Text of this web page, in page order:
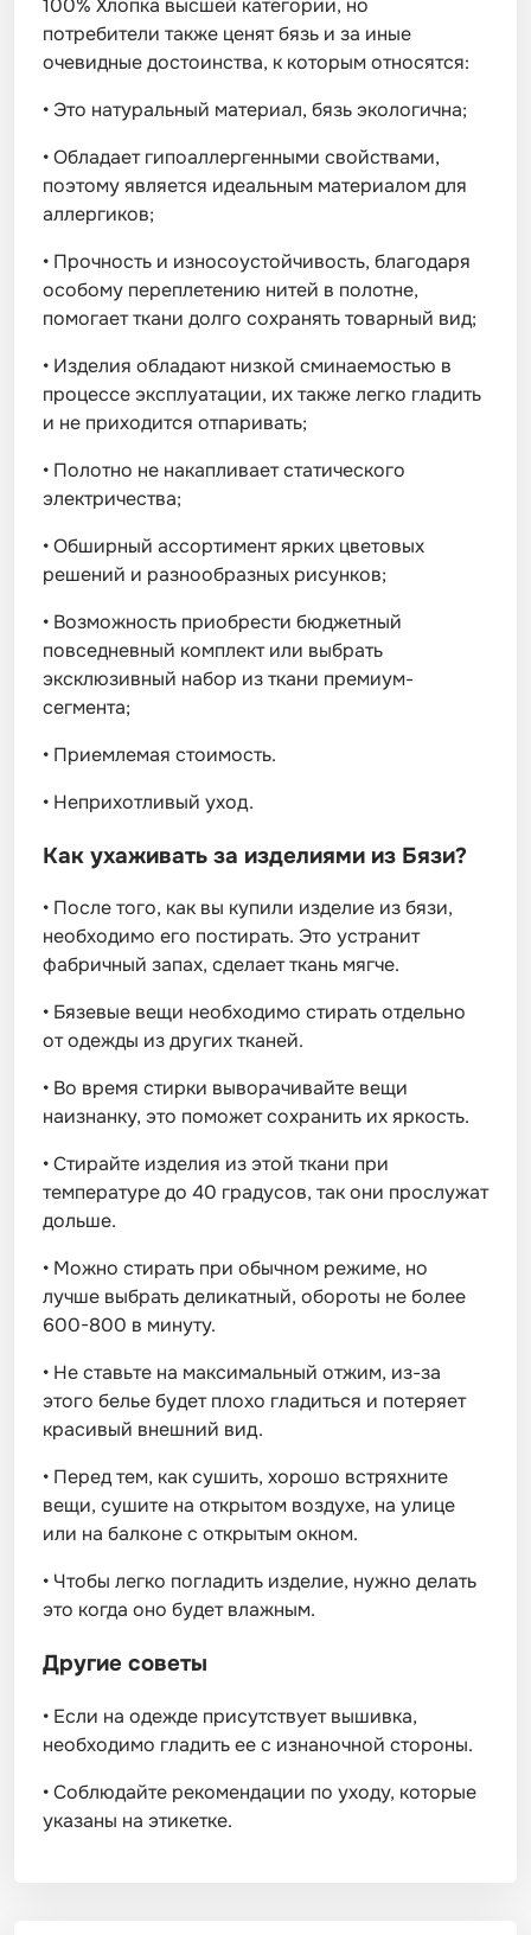
100% Хлопка высшей категории, но
потребители также ценят бязь и за иные
очевидные достоинства, к которым относятся:
• Это натуральный материал, бязь экологична;
•Обладает гипоаллергенными свойствами,
поэтому является идеальным материалом для
аллергиков;
• Прочность и износоустойчивость, благодаря
особому переплетению нитей в полотне,
помогает ткани долго сохранять товарный вид;
• Изделия обладают низкой сминаемостью в
процессе эксплуатации, их также легко гладить
и не приходится отпаривать;
• Полотно не накапливает статического
электричества;
•Обширный ассортимент ярких цветовых
решений и разнообразных рисунков;
• Возможность приобрести бюджетный
повседневный комплект или выбрать
эксклюзивный набор из ткани премиум-
сегмента;
• Приемлемая стоимость.
• Неприхотливый уход.
Как ухаживать за изделиями из Бязи?
• После того, как вы купили изделие из бязи,
необходимо его постирать. Это устранит
фабричный запах, сделает ткань мягче.
• Бязевые вещи необходимо стирать отдельно
от одежды из других тканей.
• Во время стирки выворачивайте вещи
наизнанку, это поможет сохранить их яркость.
•Стирайте изделия из этой ткани при
температуре до 40 градусов, так они прослужат
дольше.
• Можно стирать при обычном режиме, но
лучше выбрать деликатный, обороты не более
600-800 в минуту.
• Не ставьте на максимальный отжим, из-за
этого белье будет плохо гладиться и потеряет
красивый внешний вид.
• Перед тем, как сушить, хорошо встряхните
вещи, сушите на открытом воздухе, на улице
или на балконе с открытым окном.
• Чтобы легко погладить изделие, нужно делать
это когда оно будет влажным.
Другие советы
• Если на одежде присутствует вышивка,
необходимо гладить ее с изнаночной стороны.
•Соблюдайте рекомендации по уходу, которые
указаны на этикетке.